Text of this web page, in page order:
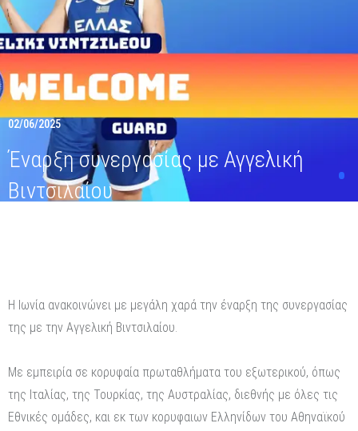
02/06/2025
Έναρξη συνεργασίας με Αγγελική
Βιντσιλαίου
Η Ιωνία ανακοινώνει με μεγάλη χαρά την έναρξη της συνεργασίας
της με την Αγγελική Βιντσιλαίου.
Με εμπειρία σε κορυφαία πρωταθλήματα του εξωτερικού, όπως
της Ιταλίας, της Τουρκίας, της Αυστραλίας, διεθνής με όλες τις
Εθνικές ομάδες, και εκ των κορυφαιων Ελληνίδων του Αθηναϊκού